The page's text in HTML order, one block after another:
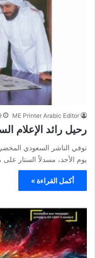
ME Printer Arabic Editor
رحيل رائد الإعلام
توفي الناشر السعودي
يوم الأحد، مسدلاً الستار
أكمل القراءة »